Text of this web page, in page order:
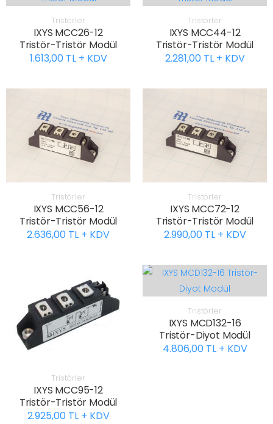
Tristörler
IXYS MCC26-12
Tristör-Tristör Modül
1.613,00 TL + KDV
Tristörler
IXYS MCC44-12
Tristör-Tristör Modül
2.281,00 TL + KDV
Tristörler
IXYS MCC56-12
Tristör-Tristör Modül
2.636,00 TL + KDV
Tristörler
IXYS MCC72-12
Tristör-Tristör Modül
2.990,00 TL + KDV
Tristörler
IXYS MCC95-12
Tristör-Tristör Modül
2.925,00 TL + KDV
Tristörler
IXYS MCD132-16
Tristör-Diyot Modül
4.806,00 TL + KDV